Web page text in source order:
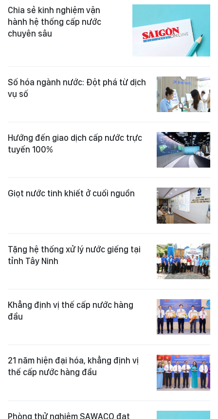
Chia sẻ kinh nghiệm vận
hành hệ thống cấp nước
chuyên sâu
Số hóa ngành nước: Đột phá từ dịch
vụ số
Hướng đến giao dịch cấp nước trực
tuyến 100%
Giọt nước tinh khiết ở cuối nguồn
Tặng hệ thống xử lý nước giếng tại
tỉnh Tây Ninh
Khẳng định vị thế cấp nước hàng
đầu
21 năm hiện đại hóa, khẳng định vị
thế cấp nước hàng đầu
Phòng thử nghiệm SAWACO đạt